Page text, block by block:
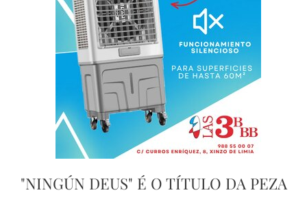
"NINGÚN DEUS" É O TÍTULO DA PEZA